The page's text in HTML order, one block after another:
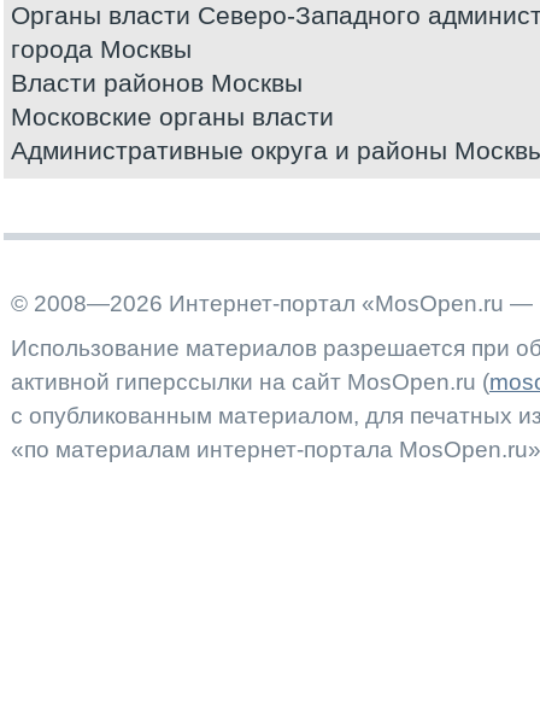
Органы власти Северо-Западного
города Москвы
Власти районов Москвы
Московские органы власти
Административные округа и районы
© 2008—2026 Интернет-портал «MosOpen.ru —
Использование материалов разрешается при
активной гиперссылки на сайт MosOpen.ru (
с опубликованным материалом, для печатных
«по материалам интернет-портала